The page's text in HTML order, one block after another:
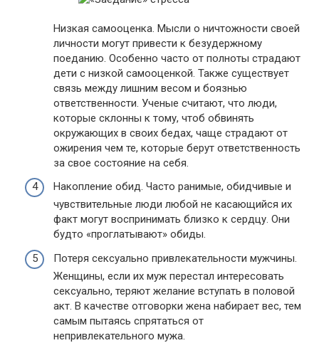
Низкая самооценка. Мысли о ничтожности своей
личности могут привести к безудержному
поеданию. Особенно часто от полноты страдают
дети с низкой самооценкой. Также существует
связь между лишним весом и боязнью
ответственности. Ученые считают, что люди,
которые склонны к тому, чтоб обвинять
окружающих в своих бедах, чаще страдают от
ожирения чем те, которые берут ответственность
за свое состояние на себя.
Накопление обид. Часто ранимые, обидчивые и
чувствительные люди любой не касающийся их
факт могут воспринимать близко к сердцу. Они
будто «проглатывают» обиды.
Потеря сексуально привлекательности мужчины.
Женщины, если их муж перестал интересовать
сексуально, теряют желание вступать в половой
акт. В качестве отговорки жена набирает вес, тем
самым пытаясь спрятаться от
непривлекательного мужа.